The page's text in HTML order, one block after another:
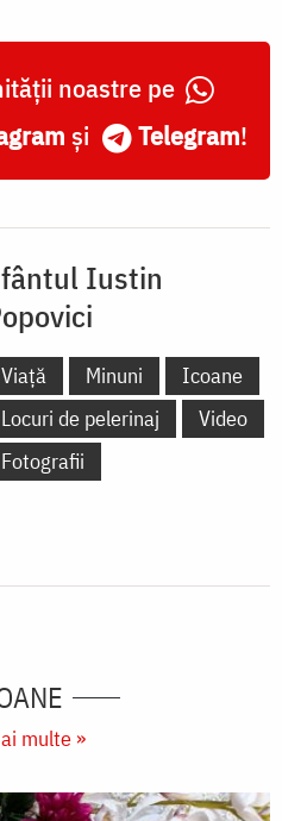
noastre pe
și Telegram!
Iustin
Viață Minuni
Icoane
Locuri de pelerinaj
Video
Fotografii
multe »